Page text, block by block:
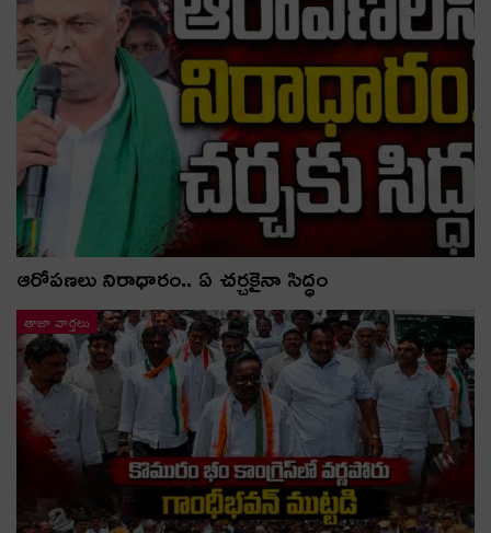
ఆరోపణలు నిరాధారం.. ఏ చర్చకైనా సిద్ధం
తాజా వార్తలు